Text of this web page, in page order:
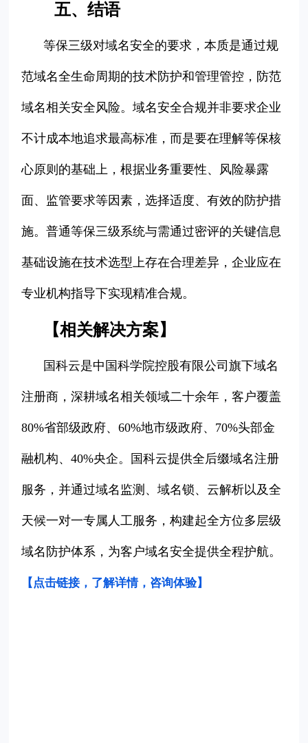
五、结语
等保三级对域名安全的要求，本质是通过规
范域名全生命周期的技术防护和管理管控，防范
域名相关安全风险。域名安全合规并非要求企业
不计成本地追求最高标准，而是要在理解等保核
心原则的基础上，根据业务重要性、风险暴露
面、监管要求等因素，选择适度、有效的防护措
施。普通等保三级系统与需通过密评的关键信息
基础设施在技术选型上存在合理差异，企业应在
专业机构指导下实现精准合规。
【相关解决方案】
国科云是中国科学院控股有限公司旗下域名
注册商，深耕域名相关领域二十余年，客户覆盖
80%省部级政府、60%地市级政府、70%头部金
融机构、40%央企。国科云提供全后缀域名注册
服务，并通过域名监测、域名锁、云解析以及全
天候一对一专属人工服务，构建起全方位多层级
域名防护体系，为客户域名安全提供全程护航。
【点击链接，了解详情，咨询体验】